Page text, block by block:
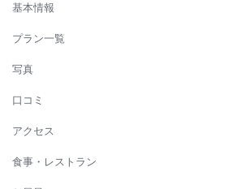
基本情報
プラン一覧
写真
口コミ
アクセス
食事・レストラン